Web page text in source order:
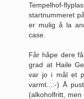
Tempelhof-
startnummeret
er mulig å la
case.
Får håpe dere
grad at Haile
var jo i mål et
varmt...:-) Å
(alkoholfritt,